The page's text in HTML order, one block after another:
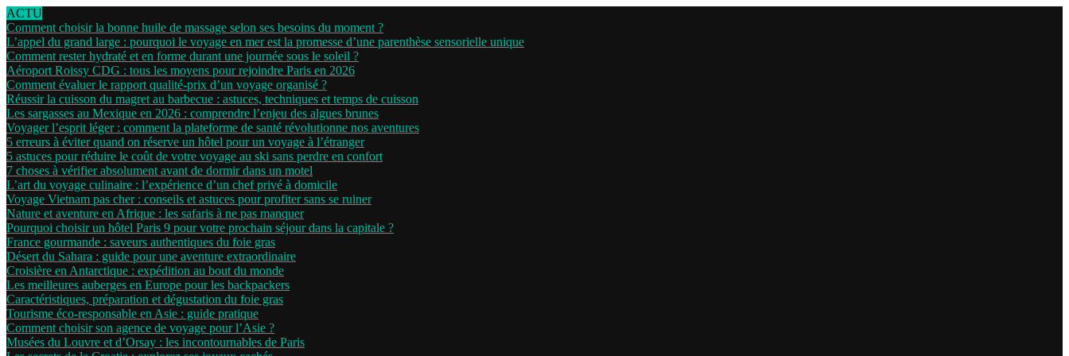
ACTU
Comment choisir la bonne huile de massage selon ses besoins du moment ?
L’appel du grand large : pourquoi le voyage en mer est la promesse d’une parenthèse sensorielle unique
Comment rester hydraté et en forme durant une journée sous le soleil ?
Aéroport Roissy CDG : tous les moyens pour rejoindre Paris en 2026
Comment évaluer le rapport qualité-prix d’un voyage organisé ?
Réussir la cuisson du magret au barbecue : astuces, techniques et temps de cuisson
Les sargasses au Mexique en 2026 : comprendre l’enjeu des algues brunes
Voyager l’esprit léger : comment la plateforme de santé révolutionne nos aventures
5 erreurs à éviter quand on réserve un hôtel pour un voyage à l’étranger
5 astuces pour réduire le coût de votre voyage au ski sans perdre en confort
7 choses à vérifier absolument avant de dormir dans un motel
L’art du voyage culinaire : l’expérience d’un chef privé à domicile
Voyage Vietnam pas cher : conseils et astuces pour profiter sans se ruiner
Nature et aventure en Afrique : les safaris à ne pas manquer
Pourquoi choisir un hôtel Paris 9 pour votre prochain séjour dans la capitale ?
France gourmande : saveurs authentiques du foie gras
Désert du Sahara : guide pour une aventure extraordinaire
Croisière en Antarctique : expédition au bout du monde
Les meilleures auberges en Europe pour les backpackers
Caractéristiques, préparation et dégustation du foie gras
Tourisme éco-responsable en Asie : guide pratique
Comment choisir son agence de voyage pour l’Asie ?
Musées du Louvre et d’Orsay : les incontournables de Paris